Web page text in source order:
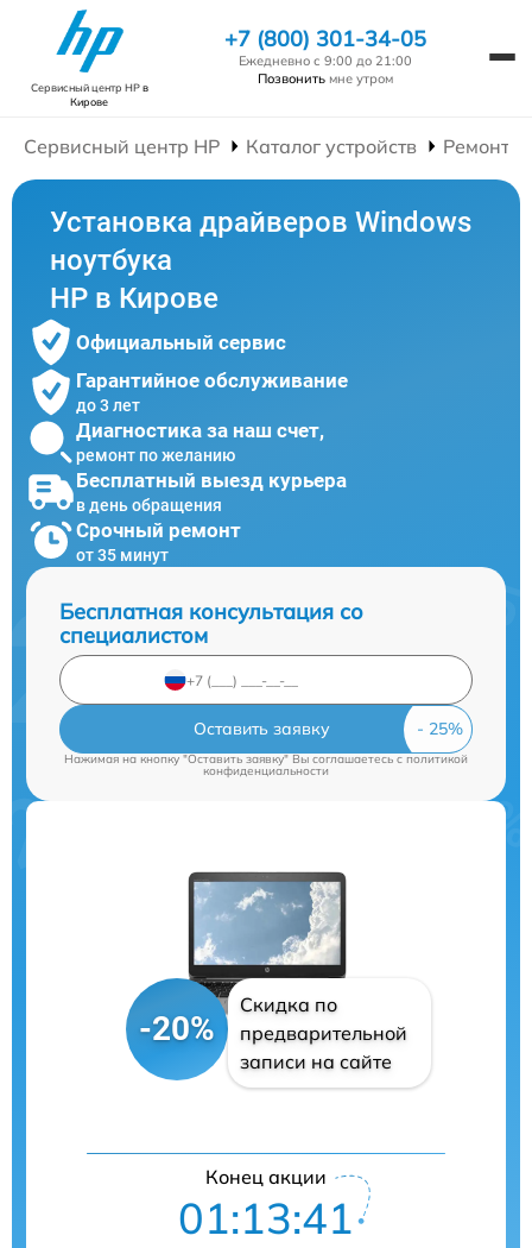
Сервисный центр HPв
Кирове
+7 (800) 301-34-05
Ежедневно с 9:00 до 21:00
Позвонить мне утром
Сервисный центр HP Каталог устройств Ремонт
Установка драйверов Windows
ноутбука
HP в Кирове
Официальный сервис
Гарантийное обслуживание
до 3 лет
Диагностика за наш счет,
ремонт по желанию
Бесплатный выезд курьера
в день обращения
Срочный ремонт
от 35 минут
Бесплатная консультация со
специалистом
Оставить заявку
Нажимая на кнопку "Оставить заявку" Вы соглашаетесь cполитикой
конфиденциальности
-20%
Скидка по
предварительной
записи на сайте
Конец акции
01:13:39